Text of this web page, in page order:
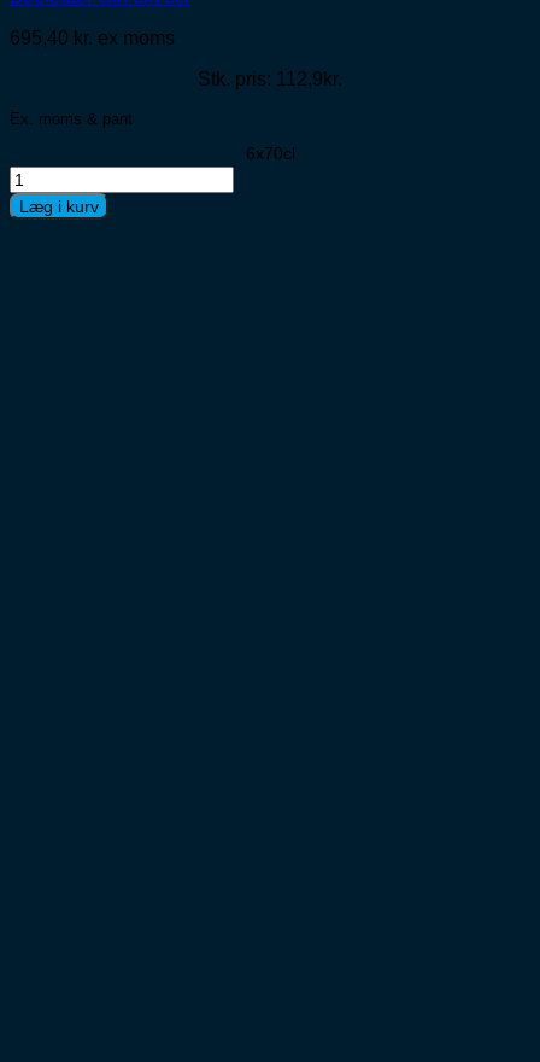
695,40 kr. ex moms
Stk. pris: 112,9kr.
Ex. moms & pant
6x70cl
Beefeater
Gin
6x70cl
Læg i kurv